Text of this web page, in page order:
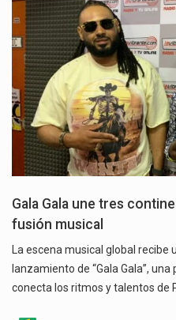
Gala Gala une tres
fusión musical
La escena musical global recibe
lanzamiento de “Gala Gala”,
conecta los ritmos y talentos de